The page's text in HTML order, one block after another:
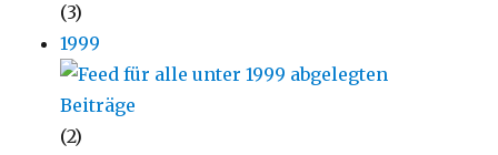
(3)
1999
(2)